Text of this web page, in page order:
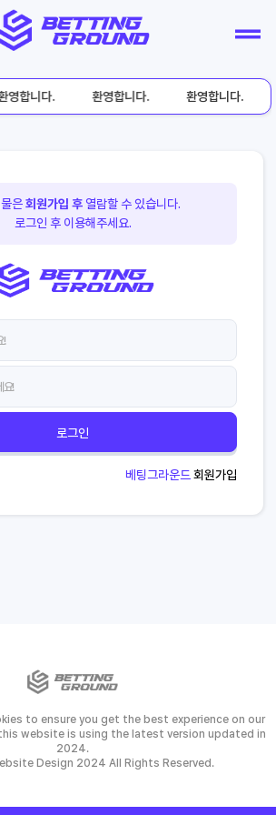
영합니다. 환영합니다. 환영합니다.
은회원가입 후열람할 수 있습니다.
로그인 후 이용해주세요.
로그인
베팅그라운드 회원가입
to ensure you get the best experience on our
website is using the latest version updated in
2024.
Design 2024 All Rights Reserved.